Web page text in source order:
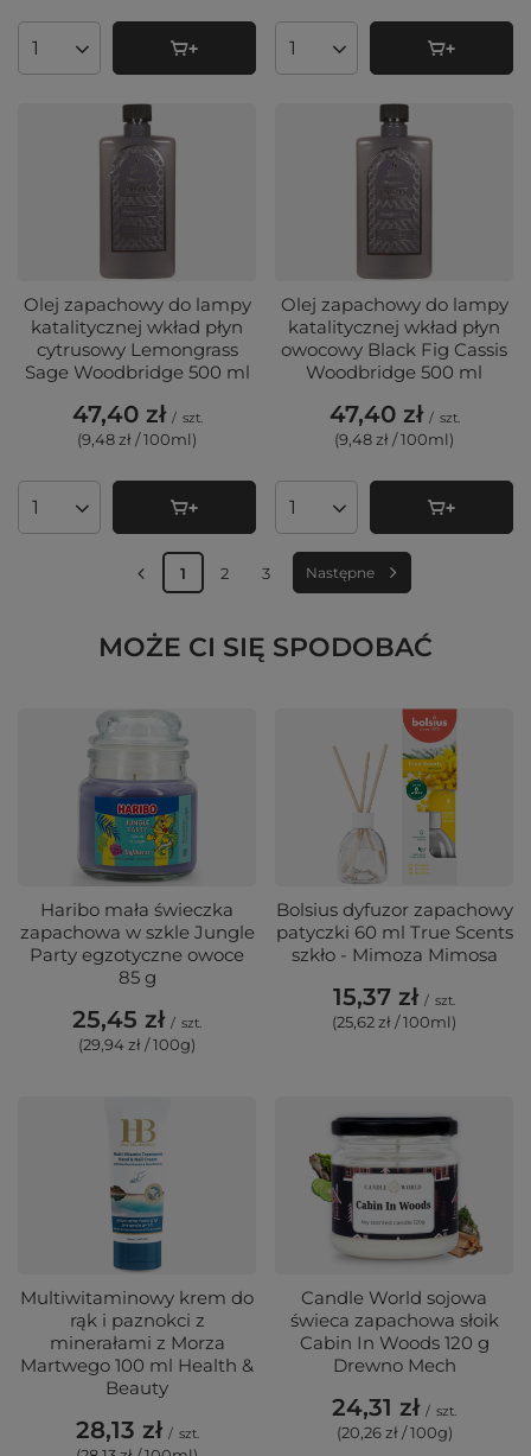
Ilość produktów Ilość produktów
Olej zapachowy do lampy
katalitycznej wkład płyn
cytrusowy Lemongrass
Sage Woodbridge 500 ml
47,40 zł / szt.
(9,48 zł / 100ml)
Ilość produktów
Olej zapachowy do lampy
katalitycznej wkład płyn
owocowy Black Fig Cassis
Woodbridge 500 ml
47,40 zł / szt.
(9,48 zł / 100ml)
Ilość produktów
1 2 3 Następne
MOŻE CI SIĘ SPODOBAĆ
Haribo mała świeczka
zapachowa w szkle Jungle
Party egzotyczne owoce
85 g
25,45 zł / szt.
(29,94 zł / 100g)
Bolsius dyfuzor zapachowy
patyczki 60 ml True Scents
szkło - Mimoza Mimosa
15,37 zł / szt.
(25,62 zł / 100ml)
Multiwitaminowy krem do
rąk i paznokci z
minerałami z Morza
Martwego 100 ml Health &
Beauty
28,13 zł / szt.
Candle World sojowa
świeca zapachowa słoik
Cabin In Woods 120 g
Drewno Mech
24,31 zł / szt.
(20,26 zł / 100g)